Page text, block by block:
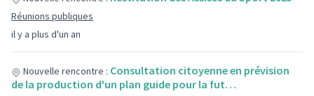
il y a plus d'un an
Réunions publiques
Nouvelle rencontre : Consultation citoyenne en prévision
de la production d'un plan guide pour la fut…